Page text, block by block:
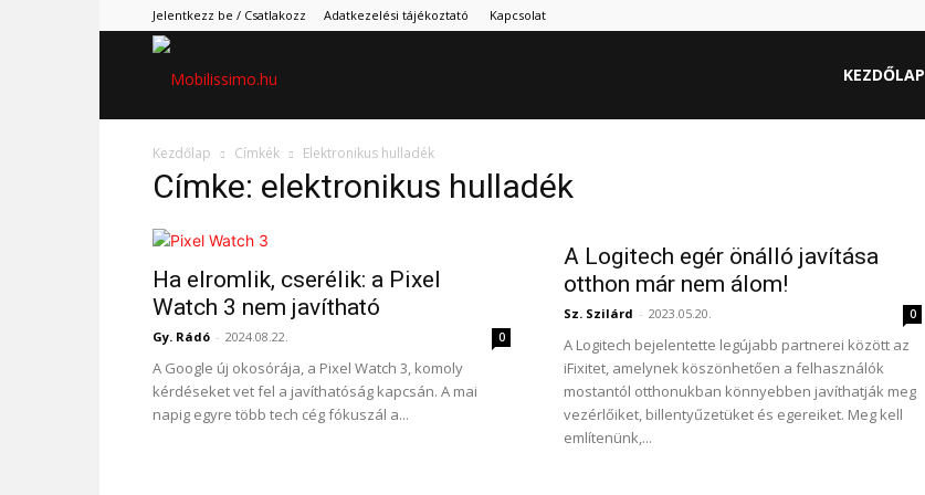
Jelentkezz be / Csatlakozz Adatkezelési tájékoztató Kapcsolat
KEZDŐLAP
Kezdőlap Címkék Elektronikus hulladék
Címke: elektronikus hulladék
Ha elromlik, cserélik: a Pixel
Watch 3 nem javítható
Gy. Rádó - 2024.08.22. 0
A Google új okosórája, a Pixel Watch 3, komoly
kérdéseket vet fel a javíthatóság kapcsán. A mai
napig egyre több tech cég fókuszál a...
A Logitech egér önálló javítása
otthon már nem álom!
Sz. Szilárd - 2023.05.20. 0
A Logitech bejelentette legújabb partnerei között az
iFixitet, amelynek köszönhetően a felhasználók
mostantól otthonukban könnyebben javíthatják meg
vezérlőiket, billentyűzetüket és egereiket. Meg kell
említenünk,...